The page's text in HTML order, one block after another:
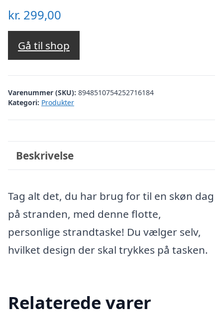
kr. 299,00
Gå til shop
Varenummer (SKU): 8948510754252716184
Kategori: Produkter
Beskrivelse
Tag alt det, du har brug for til en skøn dag
på stranden, med denne flotte,
personlige strandtaske! Du vælger selv,
hvilket design der skal trykkes på tasken.
Relaterede varer